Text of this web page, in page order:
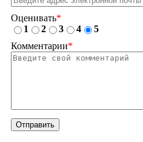
Оценивать*
1
2 3 4
5
Комментарии*
Отправить